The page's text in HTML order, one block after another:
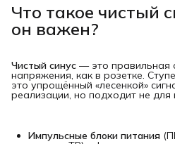
Что такое чистый
он важен?
Чистый синус — это правильная
напряжения, как в розетке.
это упрощённый «лесенкой»
реализации, но подходит не для
Импульсные блоки питания